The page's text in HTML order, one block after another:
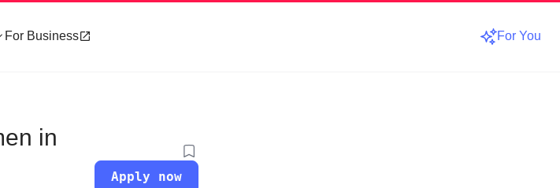
For Business For You
in
Apply now